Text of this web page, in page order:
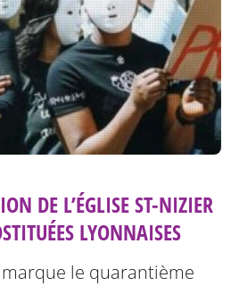
DE L’ÉGLISE ST-NIZIER
LYONNAISES
marque le quarantième